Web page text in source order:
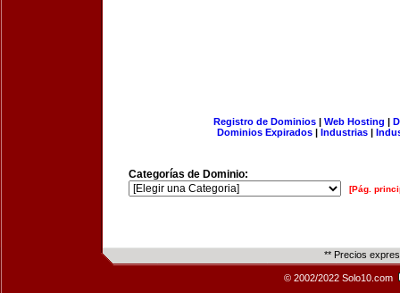
Registro de Dominios| Web Hosting |
Dominios Expirados | Industrias |
Categorías de Dominio:
[Pág.
** Precios
© 2002/2022 Solo10.com